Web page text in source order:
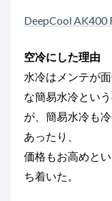
DeepCool
空冷にした理由
水冷はメンテが
な簡易水冷とい
が、簡易水冷も
あったり、
価格もお高めと
ち着いた。